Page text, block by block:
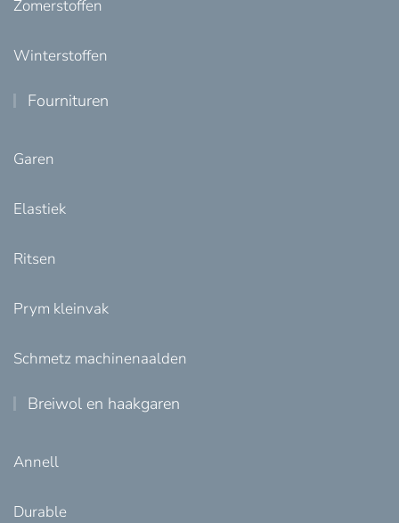
Zomerstoffen
Winterstoffen
Fournituren
Garen
Elastiek
Ritsen
Prym kleinvak
Schmetz machinenaalden
Breiwol en haakgaren
Annell
Durable